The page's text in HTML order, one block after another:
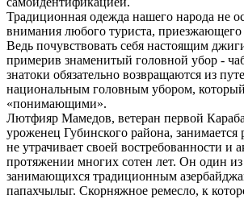
Традиционная одежда нашего народа не
внимания любого туриста,
Ведь почувствовать себя настоящим
примерив знаменитый головной убор -
знатоки обязательно возвращаются из
национальным головным убором,
«понимающими».
Лютфияр Мамедов, ветеран первой
уроженец Губинского района, занимается
не утрачивает своей востребованности и
протяжении многих сотен лет. Он один из
занимающихся традиционным
папахчылыг. Скорняжное ремесло, к